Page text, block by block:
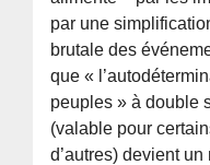
par une
brutale des
que «
peuples » à double
(valable pour
d’autres) devient un